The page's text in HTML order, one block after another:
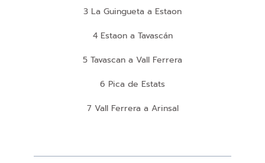
3 La Guingueta a Estaon
4 Estaon a Tavascán
5 Tavascan a Vall Ferrera
6 Pica de Estats
7 Vall Ferrera a Arinsal